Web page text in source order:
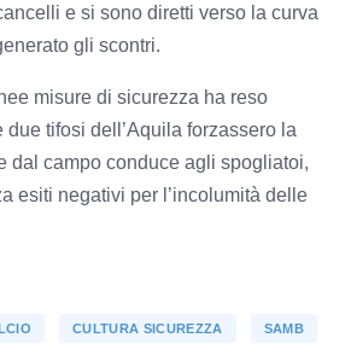
e si sono diretti verso la curva
gli scontri.
misure di sicurezza ha reso
tifosi dell’Aquila forzassero la
dal campo conduce agli spogliatoi,
esiti negativi per l’incolumità delle
CULTURA SICUREZZA SAMB